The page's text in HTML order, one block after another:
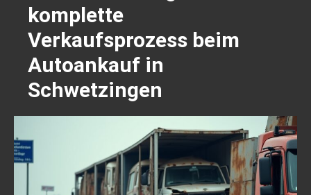
komplette
Verkaufsprozess beim
Autoankauf in
Schwetzingen